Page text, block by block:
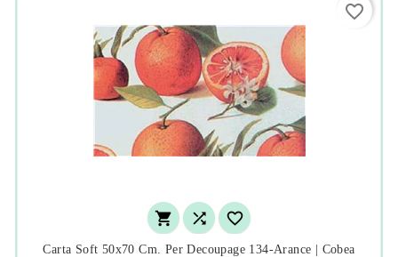
  
Carta Soft 50x70 Cm. Per Decoupage 134-Arance | Cobea
favorite_border